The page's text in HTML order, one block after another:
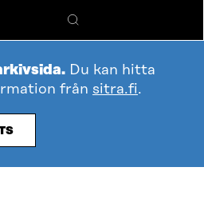
Sök
Du kan hitta
från sitra.fi.